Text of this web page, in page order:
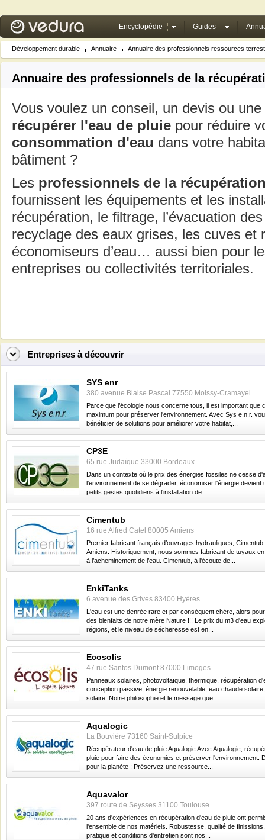
Encyclopédie Guides
Développement durable Annuaire Annuaire des professionnels ressources
Annuaire des professionnels de la
Vous voulez un conseil, un devis ou
récupérer l'eau de pluie pour réduire
consommation d'eau dans votre
bâtiment ?
Les professionnels de la
fournissent les équipements et les
récupération, le filtrage, l’évacuation
recyclage des eaux grises, les cuves et
économiseurs d’eau… aussi bien pour
entreprises ou collectivités territoriales.
Entreprises à découvrir
SYS enr
380 avenue Blaise Pascal 77550 Moissy-Cramayel
Parce que l’écologie nous concerne tous, il est important que
maximum pour préserver l'environnement. Avec Sys e.n.r.
bénéficier de solutions pour améliorer votre habitat,...
CP3E
65 rue Judaïque 33000 Bordeaux
Dans un contexte où le prix des énergies fossiles ne cesse
l'environnement de se dégrader, économiser l'énergie devient
petits gestes quotidiens à l'installation de...
Cimentub
16 rue Alfred Catel 80005 Amiens
Premier fabricant français d’ouvrages hydrauliques,
Amiens. Historiquement, nous sommes fabricant de tuyaux
à l’acheminement de l’eau. Cimentub, à l'écoute de...
EnkiTanks
6 avenue des Grives 83400 Hyères
L'eau est une denrée rare et par conséquent chère, alors
des bienfaits de notre mère Nature !!! Le prix du m3 d'eau
régions, et le niveau de sécheresse est en...
Ecosolis
47 rue Santos Dumont 87000 Limoges
Panneaux solaires, photovoltaïque, thermique, récupération
conception passive, énergie renouvelable, eau chaude
solaire. Notre philosophie et le message que...
Aqualogic
La Bouvière 73160 Saint-Sulpice
Récupérateur d'eau de pluie Aqualogic Avec Aqualogic,
pluie pour faire des économies et préserver l'environnement.
pour la planète : Préservez une ressource...
Aquavalor
397 route de Seysses 31100 Toulouse
20 ans d'expériences en récupération d'eau de pluie ont
l'ensemble de nos matériels. Robustesse, qualité de
pratique et conditions d'entretien sont nos...